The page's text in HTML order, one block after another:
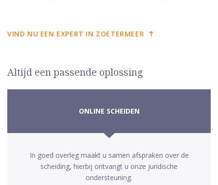
VIND NU EEN EXPERT IN ZOETERMEER
Altijd een passende oplossing
ONLINE SCHEIDEN
In goed overleg maakt u samen afspraken over de
scheiding, hierbij ontvangt u onze juridische
ondersteuning.